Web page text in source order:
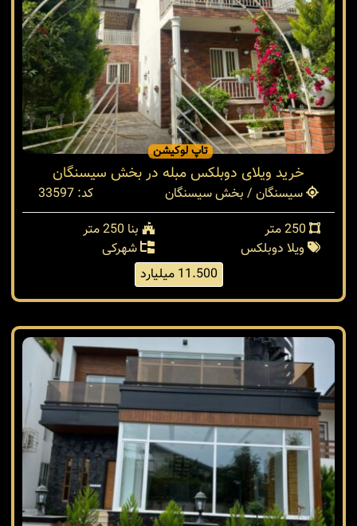
تاپ لوکیشن
خرید ویلای دوبلکس مبله در بخش سیسنگان
سیسنگان / بخش سیسنگان
کد: 33597
بنا 250 متر
ویلا دوبلکس
شهرکی
11.500 میلیارد